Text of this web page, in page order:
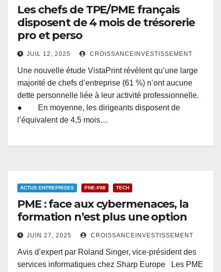
Les chefs de TPE/PME français
disposent de 4 mois de trésorerie
pro et perso
JUIL 12, 2025 CROISSANCEINVESTISSEMENT
Une nouvelle étude VistaPrint révèlent qu’une large
majorité de chefs d’entreprise (61 %) n’ont aucune
dette personnelle liée à leur activité professionnelle.
● En moyenne, les dirigeants disposent de
l’équivalent de 4,5 mois…
ACTUS ENTREPRISES PME-PMI TECH
PME : face aux cybermenaces, la
formation n’est plus une option
JUIN 27, 2025 CROISSANCEINVESTISSEMENT
Avis d’expert par Roland Singer, vice-président des
services informatiques chez Sharp Europe Les PME